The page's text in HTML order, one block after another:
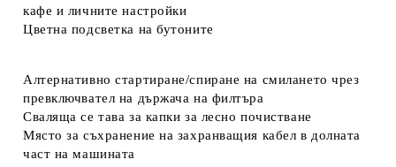
кафе и личните настройки
Цветна подсветка на бутоните
Алтернативно стартиране/спиране на смилането чрез
превключвател на държача на филтъра
Сваляща се тава за капки за лесно почистване
Място за съхранение на захранващия кабел в долната
част на машината